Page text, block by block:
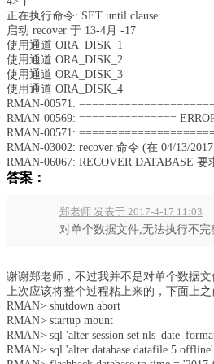
正在执行命令: SET until clause
启动 recover 于 13-4月 -17
使用通道 ORA_DISK_1
使用通道 ORA_DISK_2
使用通道 ORA_DISK_3
使用通道 ORA_DISK_4
RMAN-00571:
RMAN-00569: ===============
RMAN-00571:
RMAN-03002: recover 命令 (在 04/13/
RMAN-06067: RECOVER DATABASE
答案：
郑老师 发表于 2017-4-17 11:03
对单个数据文件,无法执行不完
谢谢郑老师，不过我并不是对单个数据文
上次应该将整个过程粘上来的，下面上
RMAN> shutdown abort
RMAN> startup mount
RMAN> sql 'alter session set
RMAN> sql 'alter database datafile 5